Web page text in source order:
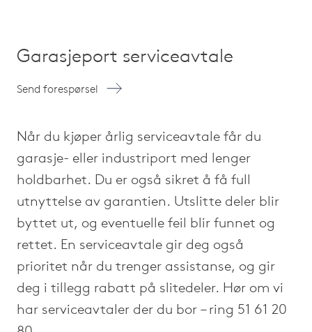
Garasjeport serviceavtale
Send forespørsel
Når du kjøper årlig serviceavtale får du
garasje- eller industriport med lenger
holdbarhet. Du er også sikret å få full
utnyttelse av garantien. Utslitte deler blir
byttet ut, og eventuelle feil blir funnet og
rettet. En serviceavtale gir deg også
prioritet når du trenger assistanse, og gir
deg i tillegg rabatt på slitedeler. Hør om vi
har serviceavtaler der du bor – ring 51 61 20